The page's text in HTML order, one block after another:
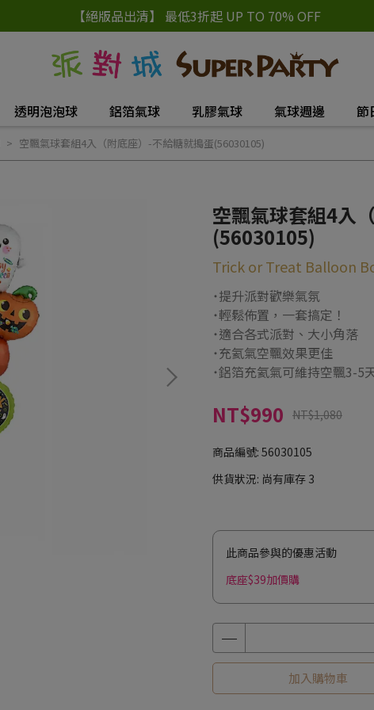
【絕版品出清】 最低3折起 UP TO 70% OFF
透明泡泡球 鋁箔氣球 乳膠氣球 氣球週邊 節
空飄氣球套組4入（附底座）-不給糖就搗蛋(56030105)
空飄氣球套組4入
(56030105)
Trick or Treat Balloon
˙提升派對歡樂氣氛
˙輕鬆佈置，一套搞定！
˙適合各式派對、大小角落
˙充氦氣空飄效果更佳
˙鋁箔充氦氣可維持空飄3-5
NT$990 NT$1,080
商品編號: 56030105
供貨狀況: 尚有庫存 3
此商品參與的優惠活動
底座$39加價購
加入購物車